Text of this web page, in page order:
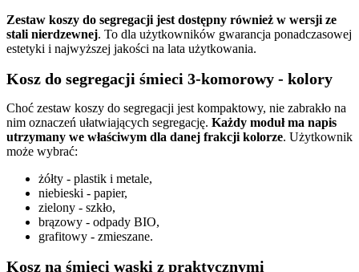
Zestaw koszy do segregacji jest dostępny również w wersji ze
stali nierdzewnej. To dla użytkowników gwarancja ponadczasowej
estetyki i najwyższej jakości na lata użytkowania.
Kosz do segregacji śmieci 3-komorowy - kolory
Choć zestaw koszy do segregacji jest kompaktowy, nie zabrakło na
nim oznaczeń ułatwiających segregację. Każdy moduł ma napis
utrzymany we właściwym dla danej frakcji kolorze. Użytkownik
może wybrać:
żółty - plastik i metale,
niebieski - papier,
zielony - szkło,
brązowy - odpady BIO,
grafitowy - zmieszane.
Kosz na śmieci wąski z praktycznymi